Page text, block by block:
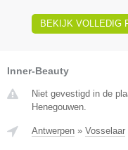
BEKIJK VOLLEDIG
Inner-Beauty
Niet gevestigd in de
Henegouwen.
Antwerpen » Vosselaar